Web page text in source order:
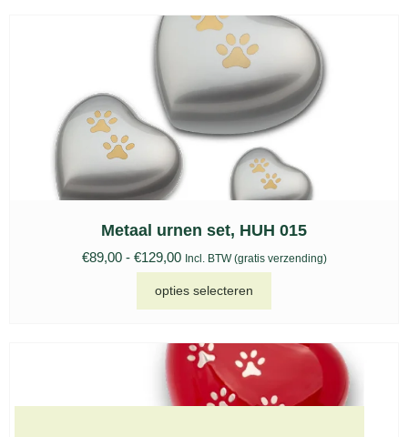
Metaal urnen set, HUH 015
€89,00 - €129,00 Incl. BTW (gratis verzending)
opties selecteren